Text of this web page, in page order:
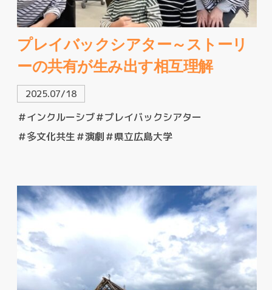
プレイバックシアター～ストーリ
ーの共有が生み出す相互理解
2025.07/18
＃インクルーシブ＃プレイバックシアター
＃多文化共生＃演劇＃県立広島大学